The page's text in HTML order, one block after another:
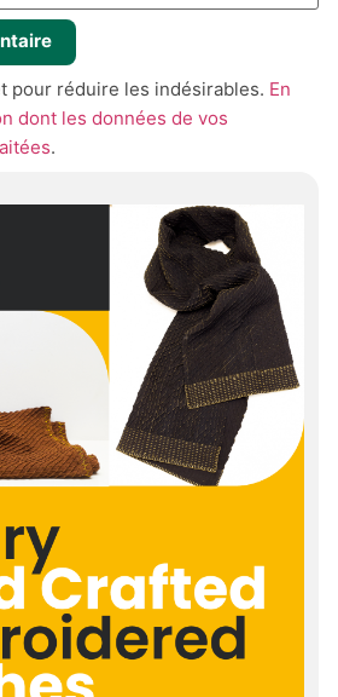
pour réduire les indésirables. En
dont les données de vos
.